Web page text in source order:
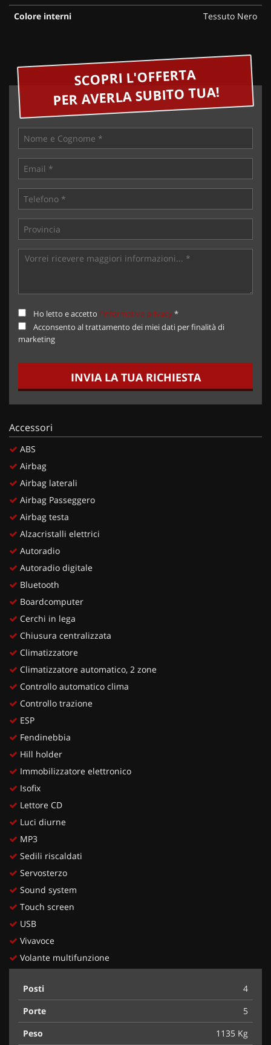
Colore interni
Tessuto Nero
SCOPRI L'OFFERTA
PER AVERLA SUBITO TUA!
Ho letto e accetto l'informativa privacy*
Acconsento al trattamento dei miei dati per finalità di
marketing
INVIA LA TUA RICHIESTA
Accessori
ABS
Airbag
Airbag laterali
Airbag Passeggero
Airbag testa
Alzacristalli elettrici
Autoradio
Autoradio digitale
Bluetooth
Boardcomputer
Cerchi in lega
Chiusura centralizzata
Climatizzatore
Climatizzatore automatico, 2 zone
Controllo automatico clima
Controllo trazione
ESP
Fendinebbia
Hill holder
Immobilizzatore elettronico
Isofix
Lettore CD
Luci diurne
MP3
Sedili riscaldati
Servosterzo
Sound system
Touch screen
USB
Vivavoce
Volante multifunzione
Posti
4
Porte
5
Peso
1135 Kg